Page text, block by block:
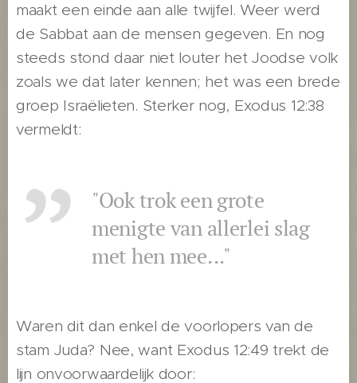
maakt een einde aan alle twijfel. Weer werd
de Sabbat aan de mensen gegeven. En nog
steeds stond daar niet louter het Joodse volk
zoals we dat later kennen; het was een brede
groep Israëlieten. Sterker nog, Exodus 12:38
vermeldt:
"Ook trok een grote
menigte van allerlei slag
met hen mee..."
Waren dit dan enkel de voorlopers van de
stam Juda? Nee, want Exodus 12:49 trekt de
lijn onvoorwaardelijk door: